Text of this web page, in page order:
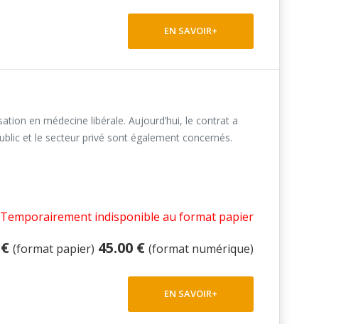
EN SAVOIR+
en médecine libérale. Aujourd’hui, le contrat a
et le secteur privé sont également concernés.
Temporairement indisponible au format papier
(format papier) 45.00 € (format numérique)
EN SAVOIR+